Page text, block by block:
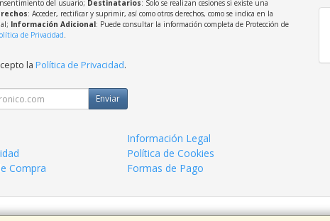
del usuario; Destinatarios: Solo se realizan cesiones si existe una
: Acceder, rectificar y suprimir, así como otros derechos, como se indica en la
Información Adicional: Puede consultar la información completa de Protección de
de Privacidad.
la Política de Privacidad.
Enviar
Información Legal
Política de Cookies
Compra
Formas de Pago